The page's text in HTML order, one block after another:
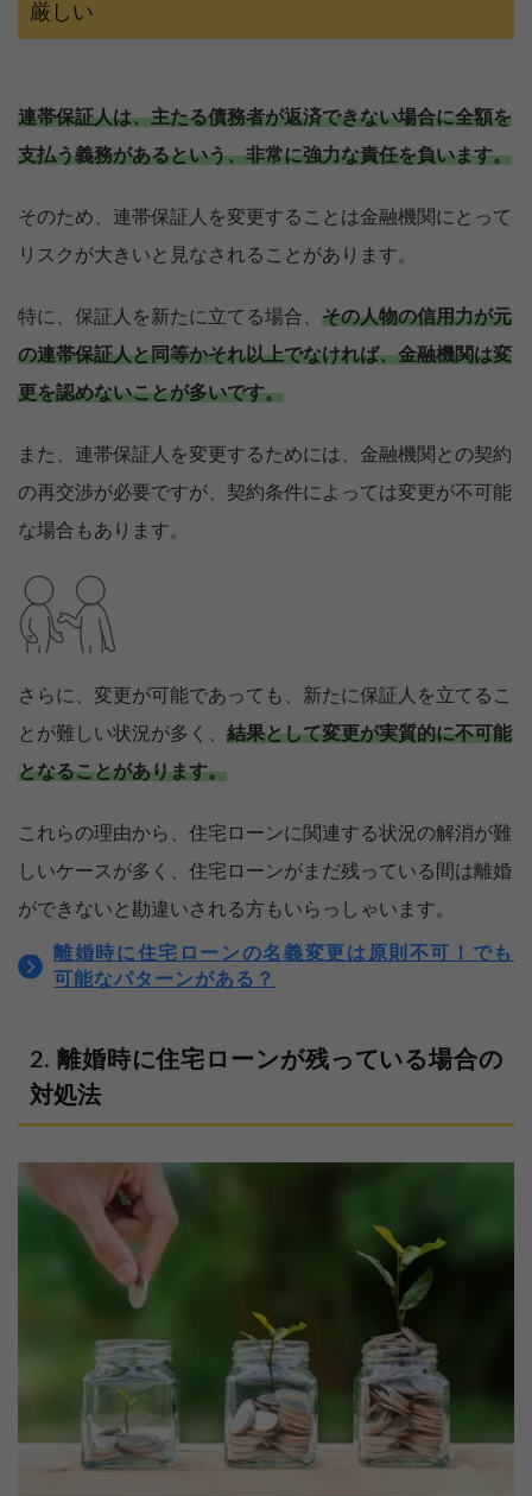
厳しい
連帯保証人は、主たる債務者が返済できない場合に全額を
支払う義務があるという、非常に強力な責任を負います。
そのため、連帯保証人を変更することは金融機関にとって
リスクが大きいと見なされることがあります。
特に、保証人を新たに立てる場合、 その人物の信用力が元
の連帯保証人と同等かそれ以上でなければ、金融機関は変
更を認めないことが多いです。
また、連帯保証人を変更するためには、金融機関との契約
の再交渉が必要ですが、契約条件によっては変更が不可能
な場合もあります。
さらに、変更が可能であっても、新たに保証人を立てるこ
とが難しい状況が多く、 結果として変更が実質的に不可能
となることがあります。
これらの理由から、住宅ローンに関連する状況の解消が難
しいケースが多く、住宅ローンがまだ残っている間は離婚
ができないと勘違いされる方もいらっしゃいます。
離婚時に住宅ローンの名義変更は原則不可！でも
可能なパターンがある？
離婚時に住宅ローンが残っている場合の
対処法